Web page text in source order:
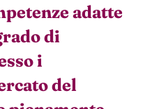
adatte
di
i
del